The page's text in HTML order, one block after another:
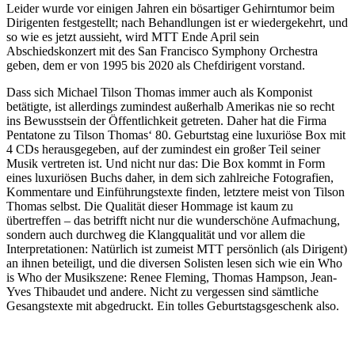
Leider wurde vor einigen Jahren ein bösartiger Gehirntumor beim
Dirigenten festgestellt; nach Behandlungen ist er wiedergekehrt, und
so wie es jetzt aussieht, wird MTT Ende April sein
Abschiedskonzert mit des San Francisco Symphony Orchestra
geben, dem er von 1995 bis 2020 als Chefdirigent vorstand.
Dass sich Michael Tilson Thomas immer auch als Komponist
betätigte, ist allerdings zumindest außerhalb Amerikas nie so recht
ins Bewusstsein der Öffentlichkeit getreten. Daher hat die Firma
Pentatone zu Tilson Thomas‘ 80. Geburtstag eine luxuriöse Box mit
4 CDs herausgegeben, auf der zumindest ein großer Teil seiner
Musik vertreten ist. Und nicht nur das: Die Box kommt in Form
eines luxuriösen Buchs daher, in dem sich zahlreiche Fotografien,
Kommentare und Einführungstexte finden, letztere meist von Tilson
Thomas selbst. Die Qualität dieser Hommage ist kaum zu
übertreffen – das betrifft nicht nur die wunderschöne Aufmachung,
sondern auch durchweg die Klangqualität und vor allem die
Interpretationen: Natürlich ist zumeist MTT persönlich (als Dirigent)
an ihnen beteiligt, und die diversen Solisten lesen sich wie ein Who
is Who der Musikszene: Renee Fleming, Thomas Hampson, Jean-
Yves Thibaudet und andere. Nicht zu vergessen sind sämtliche
Gesangstexte mit abgedruckt. Ein tolles Geburtstagsgeschenk also.